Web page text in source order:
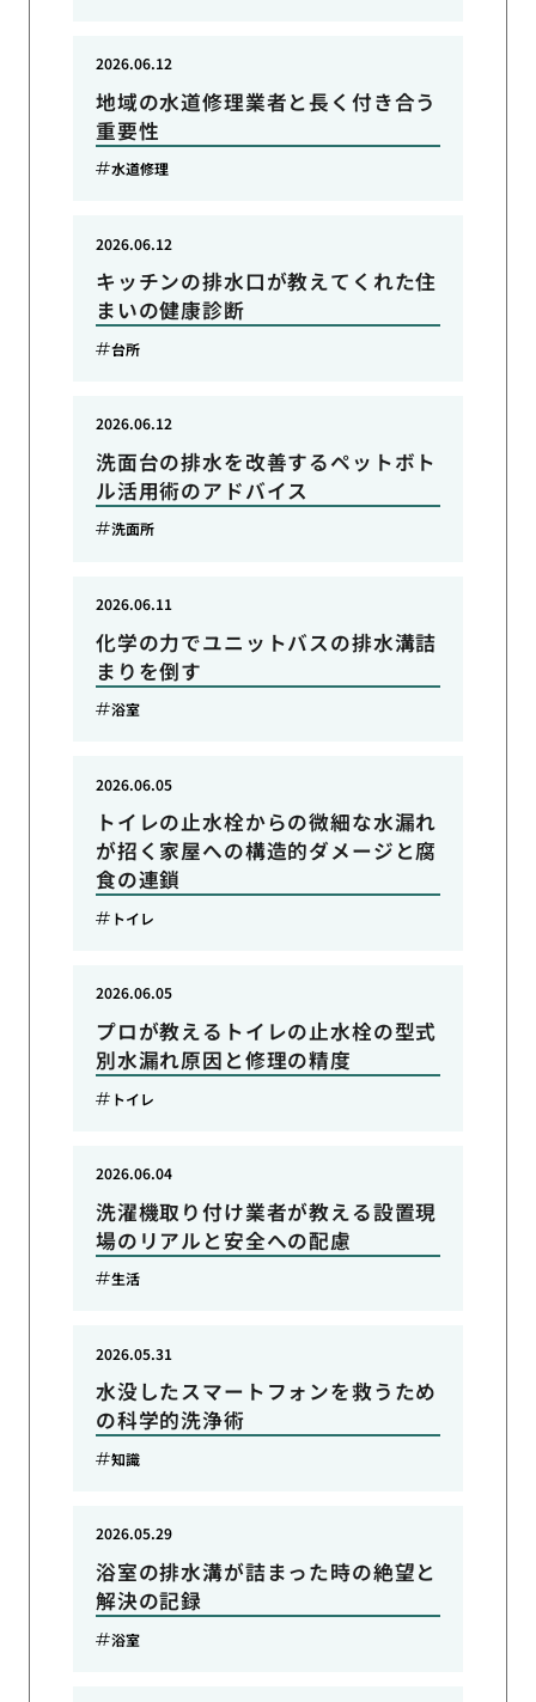
地域の水道修理業者と長く付き合う
重要性
2026.06.12
水道修理
キッチンの排水口が教えてくれた住
まいの健康診断
2026.06.12
台所
洗面台の排水を改善するペットボト
ル活用術のアドバイス
2026.06.12
洗面所
化学の力でユニットバスの排水溝詰
まりを倒す
2026.06.11
浴室
トイレの止水栓からの微細な水漏れ
が招く家屋への構造的ダメージと腐
食の連鎖
2026.06.05
トイレ
プロが教えるトイレの止水栓の型式
別水漏れ原因と修理の精度
2026.06.05
トイレ
洗濯機取り付け業者が教える設置現
場のリアルと安全への配慮
2026.06.04
生活
水没したスマートフォンを救うため
の科学的洗浄術
2026.05.31
知識
浴室の排水溝が詰まった時の絶望と
解決の記録
2026.05.29
浴室